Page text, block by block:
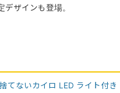
ザインも登場。
捨てないカイロ LED ライト付き